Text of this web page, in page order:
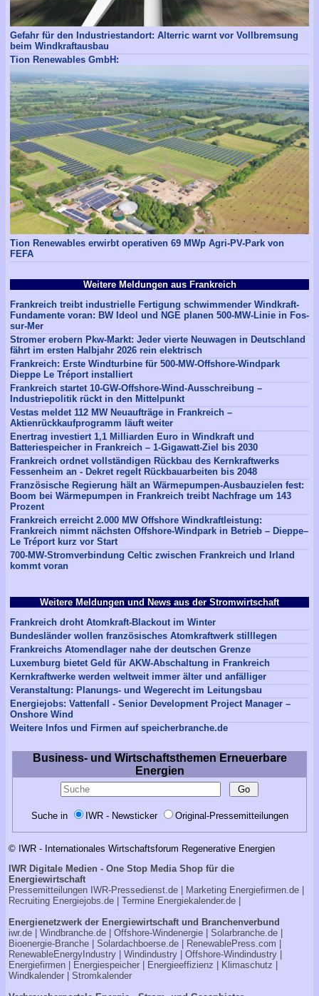
Weitere Meldungen und News aus der Stromwirtschaft
Frankreich droht Atomkraft-Blackout im Winter
Bundesländer wollen französisches Atomkraftwerk stilllegen
Frankreichs Atomendlager nahe der deutschen Grenze
Luxemburg bietet Geld für AKW-Abschaltung in Frankreich
Kernkraftwerke werden weltweit immer älter und anfälliger
Veranstaltung: Planungs- und Wegerecht im Leitungsbau
Energiejobs: Vattenfall - Senior Development Project Manager –
Onshore Wind
Weitere Infos und Firmen auf speicherbranche.de
Gefahr für den Industriestandort: Alterric warnt vor Vollbremsung
beim Windkraftausbau
Tion Renewables GmbH:
Tion Renewables erwirbt operativen 69 MWp Agri-PV-Park von
FEFA
Weitere Meldungen aus Frankreich
Frankreich treibt industrielle Fertigung schwimmender Windkraft-
Fundamente voran: BW Ideol und NGE planen 500-MW-Linie in Fos-
sur-Mer
Stromer erobern Pkw-Markt: Jeder vierte Neuwagen in Deutschland
fährt im ersten Halbjahr 2026 rein elektrisch
Frankreich: Erste Windturbine für 500-MW-Offshore-Windpark
Dieppe Le Tréport installiert
Frankreich startet 10-GW-Offshore-Wind-Ausschreibung –
Industriepolitik rückt in den Mittelpunkt
Vestas meldet 112 MW Neuaufträge in Frankreich –
Aktienrückkaufprogramm läuft weiter
Enertrag investiert 1,1 Milliarden Euro in Windkraft und
Batteriespeicher in Frankreich – 1-Gigawatt-Ziel bis 2030
Frankreich ordnet vollständigen Rückbau des Kernkraftwerks
Fessenheim an - Dekret regelt Rückbauarbeiten bis 2048
Französische Regierung hält an Wärmepumpen-Ausbauzielen fest:
Boom bei Wärmepumpen in Frankreich treibt Nachfrage um 143
Prozent
Frankreich erreicht 2.000 MW Offshore Windkraftleistung:
Frankreich nimmt nächsten Offshore-Windpark in Betrieb – Dieppe–
Le Tréport kurz vor Start
700-MW-Stromverbindung Celtic zwischen Frankreich und Irland
kommt voran
Business- und Wirtschaftsthemen Erneuerbare
Energien
Suche in IWR - Newsticker Original-Pressemitteilungen
© IWR - Internationales Wirtschaftsforum Regenerative Energien
IWR Digitale Medien - One Stop Media Shop für die
Energiewirtschaft
Pressemitteilungen IWR-Pressedienst.de | Marketing Energiefirmen.de
Recruiting Energiejobs.de | Termine Energiekalender.de
Energienetzwerk der Energiewirtschaft und Branchenverbund
iwr.de
Windbranche.de Offshore-Windenergie Solarbranche.de
Bioenergie-Branche
Solardachboerse.de RenewablePress.com
RenewableEnergyIndustry
Windindustry
Offshore-Windindustry |
Energiefirmen
Energiespeicher Energieeffizienz Klimaschutz
Windkalender
Stromkalender